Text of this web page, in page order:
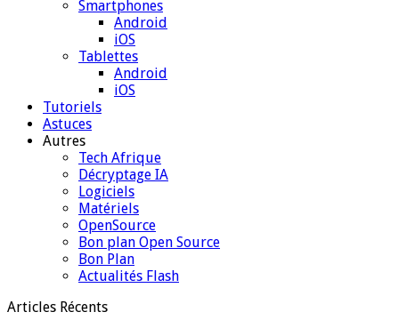
Smartphones
Android
iOS
Tablettes
Android
iOS
Tutoriels
Astuces
Autres
Tech Afrique
Décryptage IA
Logiciels
Matériels
OpenSource
Bon plan Open Source
Bon Plan
Actualités Flash
Articles Récents